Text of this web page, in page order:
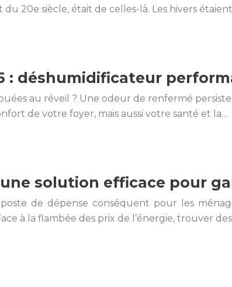
20e siècle, était de celles-là. Les hivers
: déshumidificateur
au réveil ? Une odeur de renfermé
de votre foyer, mais aussi votre santé et la…
solution efficace pour
de dépense conséquent pour les
à la flambée des prix de l’énergie, trouver